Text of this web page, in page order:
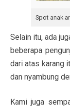
Spot anak
Selain itu, ada
beberapa
dari atas karang
dan nyambung
Kami juga